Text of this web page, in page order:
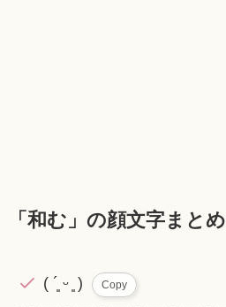
「和む」の顔文字まとめ
( ´͈ ᵕ ͈ ) Copy